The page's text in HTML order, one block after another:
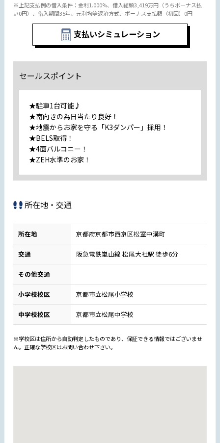
※上記支払例の借入条件：金利1.000%、借入総額3,419万円（うちボーナス払
い0円）、借入期間35年、元利均等返済方式、ボーナス支払額（初回）0円
支払いシミュレーション
セールスポイント
★駐車1台可能♪
★南向きの為日当たり良好！
★地震からお家を守る「K3ダンパー」採用！
★BELS取得！
★4面バルコニー！
★ZEH水準のお家！
所在地・交通
所在地 京都府京都市西京区松室中溝町
交通 阪急電鉄嵐山線 松尾大社駅 徒歩6分
その他交通
小学校校区 京都市立松尾小学校
中学校校区 京都市立松尾中学校
※学校区は住所から自動判定したものであり、保証できる情報ではございませ
ん。正確な学校区はお問い合わせ下さい。